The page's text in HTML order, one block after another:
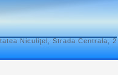
Niculiţel, Strada Centrala, 2